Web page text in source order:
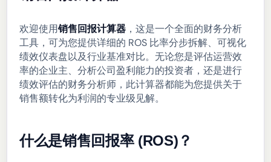
欢迎使用销售回报计算器 ，这是一个全面的财务分析
工具，可为您提供详细的 ROS 比率分步拆解、可视化
绩效仪表盘以及行业基准对比。无论您是评估运营效
率的企业主、分析公司盈利能力的投资者，还是进行
绩效评估的财务分析师，此计算器都能为您提供关于
销售额转化为利润的专业级见解。
什么是销售回报率 (ROS)？